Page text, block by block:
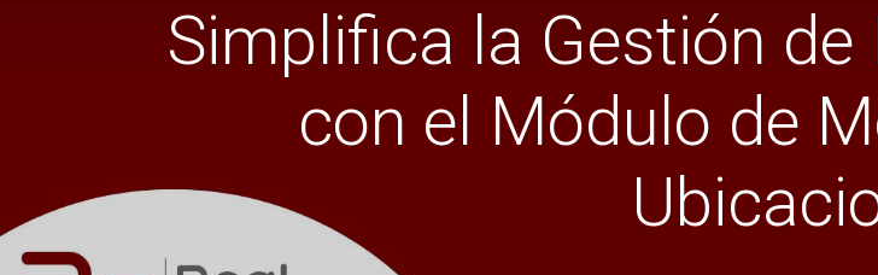
Simplifica la Gestión
con el Módulo de